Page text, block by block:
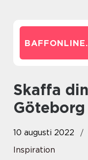
BAFFONLINE.
Skaffa dina fasadskyltar i
Göteborg
10 augusti 2022
Inspiration